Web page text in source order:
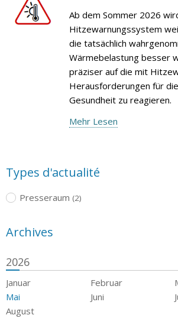
Ab dem Sommer 2026
Hitzewarnungssystem
die tatsächlich
Wärmebelastung besser
präziser auf die mit
Herausforderungen für
Gesundheit zu reagieren.
Mehr Lesen
Types d'actualité
Presseraum (2)
Archives
2026
Januar Februar
Mai
Juni
August